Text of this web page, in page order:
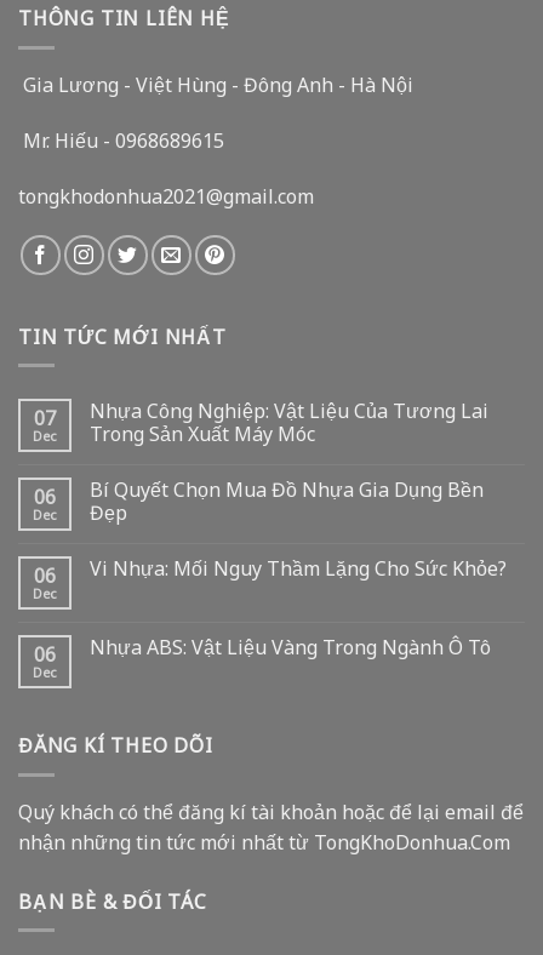
THÔNG TIN LIÊN HỆ
Gia Lương - Việt Hùng - Đông Anh - Hà Nội
Mr. Hiếu - 0968689615
tongkhodonhua2021@gmail.com
TIN TỨC MỚI NHẤT
07
Dec
Nhựa Công Nghiệp: Vật Liệu Của Tương Lai
Trong Sản Xuất Máy Móc
06
Dec
Bí Quyết Chọn Mua Đồ Nhựa Gia Dụng Bền
Đẹp
06
Dec
Vi Nhựa: Mối Nguy Thầm Lặng Cho Sức Khỏe?
06
Dec
Nhựa ABS: Vật Liệu Vàng Trong Ngành Ô Tô
ĐĂNG KÍ THEO DÕI
Quý khách có thể đăng kí tài khoản hoặc để lại email để
nhận những tin tức mới nhất từ TongKhoDonhua.Com
BẠN BÈ & ĐỐI TÁC